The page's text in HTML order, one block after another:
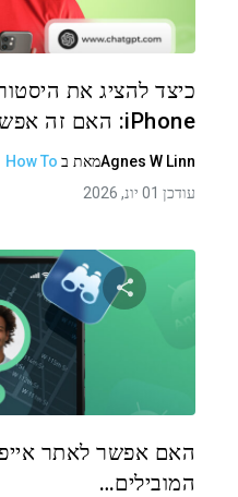
כיצד להציג את
iPhone: האם זה אפשרי…
Agnes W Linnמאת ב How To
עודכן 01 יונ, 2026
שתף
האם אפשר לאתר
המובילים…